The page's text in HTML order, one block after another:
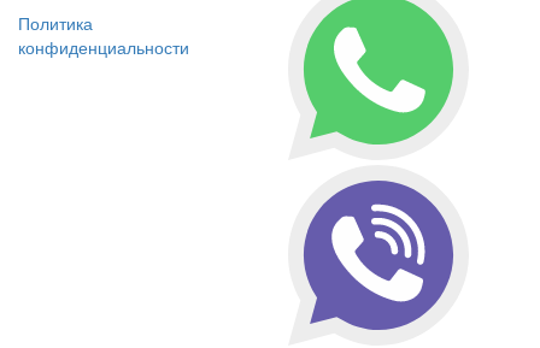
Политика
конфиденциальности